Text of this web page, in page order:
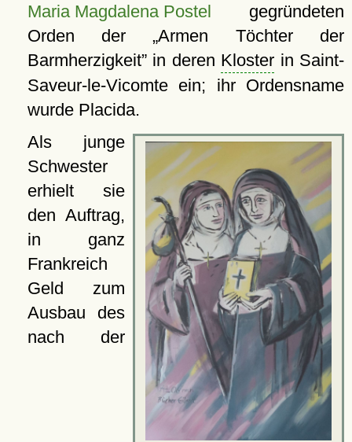
Maria Magdalena Postel gegründeten
Orden der Armen Töchter der
Barmherzigkeit in deren Kloster in Saint-
Saveur-le-Vicomte ein; ihr Ordensname
wurde Placida.
Als junge
Schwester
erhielt sie
den Auftrag,
in ganz
Frankreich
Geld zum
Ausbau des
nach der